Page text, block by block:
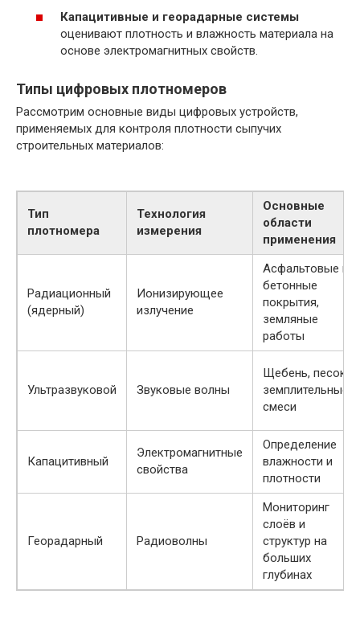
Капацитивные и георадарные системы
оценивают плотность и влажность материала на
основе электромагнитных свойств.
Типы цифровых плотномеров
Рассмотрим основные виды цифровых устройств,
применяемых для контроля плотности сыпучих
строительных материалов:
Тип
плотномера
Технология
измерения
Основные
области
применения
Радиационный
(ядерный)
Ионизирующее
излучение
Асфальтовые и
бетонные
покрытия,
земляные
работы
Ультразвуковой Звуковые волны
Щебень, песок,
земплительные
смеси
Капацитивный
Электромагнитные
свойства
Определение
влажности и
плотности
Георадарный Радиоволны
Мониторинг
слоёв и
структур на
больших
глубинах